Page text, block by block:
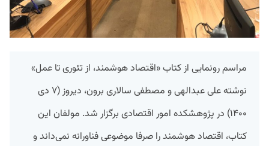
مراسم رونمایی از کتاب «اقتصاد هوشمند، از تئوری تا عمل»
نوشته علی عبدالهی و مصطفی سالاری برون، دیروز (۷ دی
۱۴۰۰) در پژوهشکده امور اقتصادی برگزار شد. مولفان این
کتاب، اقتصاد هوشمند را صرفا موضوعی فناورانه نمی‌داند و